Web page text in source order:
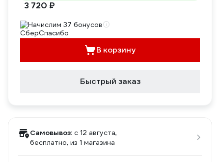
3 720 ₽
Начислим 37 бонусов
В корзину
Быстрый заказ
Самовывоз: c 12 августа,
бесплатно, из 1 магазина